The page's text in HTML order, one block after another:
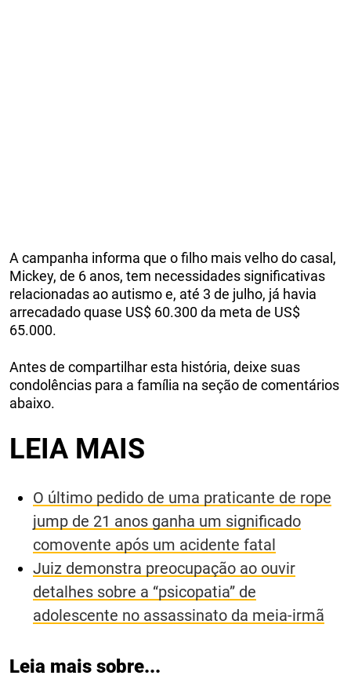
A campanha informa que o filho mais velho do casal,
Mickey, de 6 anos, tem necessidades significativas
relacionadas ao autismo e, até 3 de julho, já havia
arrecadado quase US$ 60.300 da meta de US$
65.000.
Antes de compartilhar esta história, deixe suas
condolências para a família na seção de comentários
abaixo.
LEIA MAIS
O último pedido de uma praticante de rope
jump de 21 anos ganha um significado
comovente após um acidente fatal
Juiz demonstra preocupação ao ouvir
detalhes sobre a “psicopatia” de
adolescente no assassinato da meia-irmã
Leia mais sobre...